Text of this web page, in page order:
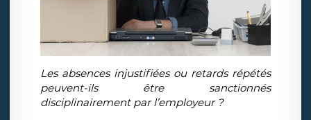
Les absences injustifiées ou retards répétés
peuvent-ils être sanctionnés
disciplinairement par l’employeur ?